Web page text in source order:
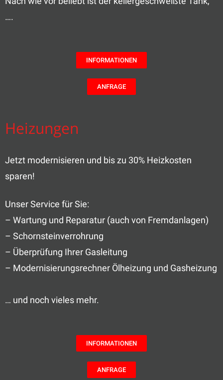
….
INFORMATIONEN
ANFRAGE
Heizungen
Jetzt modernisieren und bis zu 30% Heizkosten
sparen!
Unser Service für Sie:
– Wartung und Reparatur (auch von Fremdanlagen)
– Schornsteinverrohrung
– Überprüfung Ihrer Gasleitung
– Modernisierungsrechner Ölheizung und Gasheizung
… und noch vieles mehr.
INFORMATIONEN
ANFRAGE